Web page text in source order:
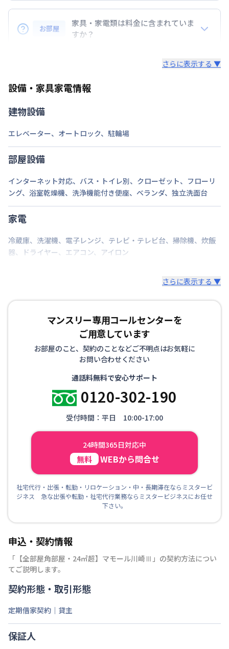
次回更新日
情報更新日より14日以内
『敷金』『礼金』などの初期費用は無し！
コスト削減に◎
・24時間安心のコールセンターサポートをご用意し
・延長契約で１日刻みの延長OK！
・解除予告は１４日前！急な予定変更もご安心くださ
い。
・全部屋レイトチェックアウト付。翌日昼12時退去
お部屋
家具・家電類は料金に含まれていま
すか？
すべて取り揃えています！
▼家電・家具
テレビ、ドライヤー、炊飯ジャー、洗濯機、掃除機、
ベッド、冷蔵庫、電子レンジ、照明、ケトル、コン
ロ、イス、テーブル、テレビ台、カーテンを標準装
備。
▼キッチン・掃除用品
コップ、スプーン、フォーク、お箸、しゃもじ、茶
碗・皿、洗濯用洗剤、洗濯カゴ、固形石鹸、石鹸スタ
ンド、スリッパ、トイレットペーパー、ゴミ箱、ゴミ
袋（45ℓ）、消臭剤、傘など
▼寝具・リネン
※お布団類は全て羽毛布団を設置。人数に合わせて敷
布団も追加可能です。
その他、調理器具セット、生活用品セット、お掃除セ
ットなどをオプションでご用意しています。
さらに表示する ▼
設備・家具家電情報
建物設備
エレベーター、 オートロック、 駐輪場
部屋設備
インターネット対応、 バス・トイレ別、 クローゼット、 フローリ
ング、 浴室乾燥機、 洗浄機能付き便座、 ベランダ、 独立洗面台
家電
冷蔵庫、 洗濯機、 電子レンジ、 テレビ・テレビ台、 掃除機、 炊飯
器、 ドライヤー、 エアコン、 アイロン
さらに表示する ▼
マンスリー専用コールセンターを
ご用意しています
お部屋のこと、契約のことなどご不明点はお気軽に
お問い合わせください
通話料無料で安心サポート
0120-302-190
受付時間：平日 10:00-17:00
24時間365日対応中
無料 WEBから問合せ
社宅代行・出張・転勤・リロケーション・中・長期滞在ならミスタービ
ジネス 急な出張や転勤・社宅代行業務ならミスタービジネスにお任せ
下さい。
申込・契約情報
「 【全部屋角部屋・24㎡超】マモール川崎Ⅲ 」の契約方法につい
てご説明します。
契約形態・取引形態
定期借家契約｜貸主
保証人